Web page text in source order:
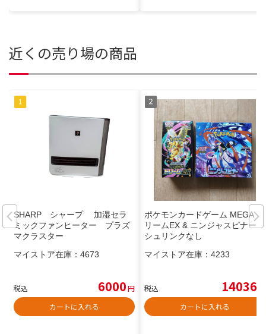
近くの売り場の商品
SHARP シャープ 加湿セラ
ミックファンヒーター プラズ
マクラスター
マイストア在庫： 4673
税込 6000円
カートに入れる
ポケモンカードゲーム MEGAド
リームEX & ニンジャスピナー
シュリンクなし
マイストア在庫： 4233
税込 14036
カートに入れる